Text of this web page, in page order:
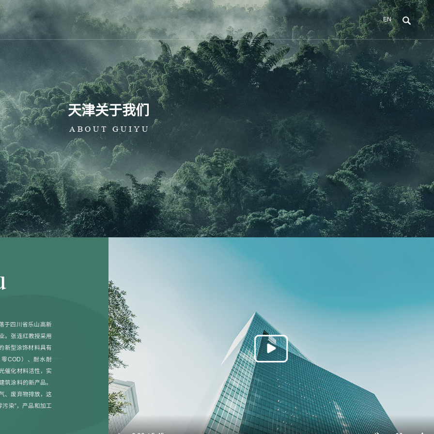
EN
料
粒
天津公司新闻
天津行业动态
天津实验中心 天津装修案例 天津招商代理
天津加盟流程
天津企业展示 天津色彩空间
天津联系方式
天津我要留言
天津新代理资料包
天津关于我们
ABOUT GUIYU
于四川省乐山高新
。张连红教授采用
新型涂饰材料具有
COD）、耐水耐
催化材料活性，实
筑涂料的新产品。
、废弃物排放，这
染”，产品和加工